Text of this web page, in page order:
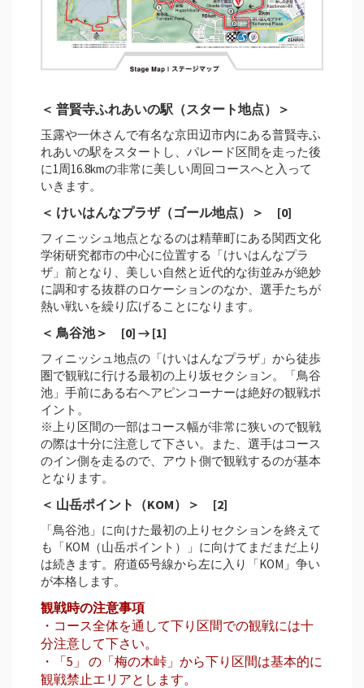
＜ 普賢寺ふれあいの駅（スタート地点）＞
玉露や一休さんで有名な京田辺市内にある普賢寺ふ
れあいの駅をスタートし、パレード区間を走った後
に1周16.8kmの非常に美しい周回コースへと入って
いきます。
＜ けいはんなプラザ（ゴール地点）＞ [0]
フィニッシュ地点となるのは精華町にある関西文化
学術研究都市の中心に位置する「けいはんなプラ
ザ」前となり、美しい自然と近代的な街並みが絶妙
に調和する抜群のロケーションのなか、選手たちが
熱い戦いを繰り広げることになります。
＜ 鳥谷池＞ [0] → [1]
フィニッシュ地点の「けいはんなプラザ」から徒歩
圏で観戦に行ける最初の上り坂セクション。「鳥谷
池」手前にある右ヘアピンコーナーは絶好の観戦ポ
イント。
※上り区間の一部はコース幅が非常に狭いので観戦
の際は十分に注意して下さい。また、選手はコース
のイン側を走るので、アウト側で観戦するのが基本
となります。
＜ 山岳ポイント（KOM）＞ [2]
「鳥谷池」に向けた最初の上りセクションを終えて
も「KOM（山岳ポイント）」に向けてまだまだ上り
は続きます。府道65号線から左に入り「KOM」争い
が本格します。
観戦時の注意事項
・コース全体を通して下り区間での観戦には十
分注意して下さい。
・「5」 の「梅の木峠」から下り区間は基本的に
観戦禁止エリアとします。